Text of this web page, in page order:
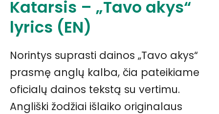
Katarsis – „Tavo akys“
lyrics (EN)
Norintys suprasti dainos „Tavo akys“
prasmę anglų kalba, čia pateikiame
oficialų dainos tekstą su vertimu.
Angliški žodžiai išlaiko originalaus